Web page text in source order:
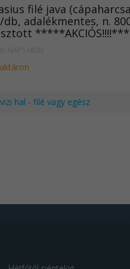
filé java
db, adalékmentes, n.
hal - filé vagy egész